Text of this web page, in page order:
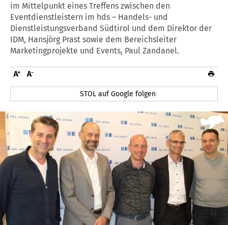
im Mittelpunkt eines Treffens zwischen den
Eventdienstleistern im hds – Handels- und
Dienstleistungsverband Südtirol und dem Direktor der
IDM, Hansjörg Prast sowie dem Bereichsleiter
Marketingprojekte und Events, Paul Zandanel.
STOL auf Google folgen